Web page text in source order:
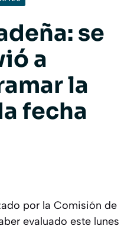
se
a
la
fecha
por la Comisión de
evaluado este lunes